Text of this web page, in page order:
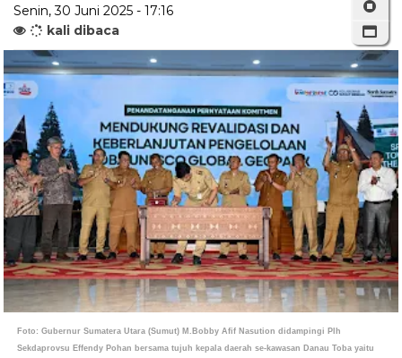
Senin, 30 Juni 2025 - 17:16
kali dibaca
Foto: Gubernur Sumatera Utara (Sumut) M.Bobby Afif Nasution didampingi Plh
Sekdaprovsu Effendy Pohan bersama tujuh kepala daerah se-kawasan Danau Toba yaitu